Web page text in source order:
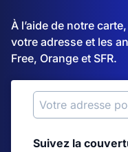
À l’aide de notre
votre adresse et les
Free, Orange et SFR.
Suivez la